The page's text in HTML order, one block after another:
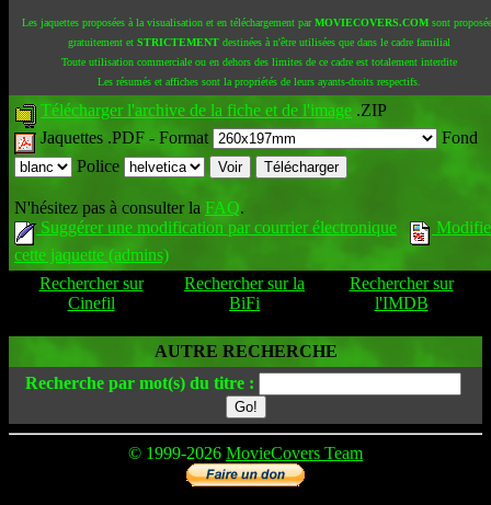
Les jaquettes proposées à la visualisation et en téléchargement parMOVIECOVERS.COM sont
gratuitement et STRICTEMENT destinées à n'être utilisées que dans le cadre familial
Toute utilisation commerciale ou en dehors des limites de ce cadre est totalement interdite
Les résumés et affiches sont la propriétés de leurs ayants-droits respectifs.
Télécharger l'archive de la fiche et de l'image .ZIP
Jaquettes .PDF - Format
Fond
Police
N'hésitez pas à consulter la FAQ.
Suggérer une modification par courrier électronique
cette jaquette (admins)
Rechercher sur
Cinefil
Rechercher sur la
BiFi
Rechercher sur
l'IMDB
AUTRE RECHERCHE
Recherche par mot(s) du titre :
© 1999-2026 MovieCovers Team